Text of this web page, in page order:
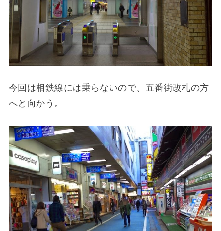
今回は相鉄線には乗らないので、五番街改札の方
へと向かう。